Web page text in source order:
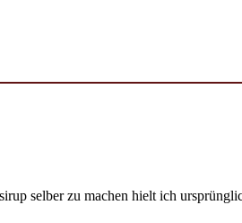
selber zu machen hielt ich